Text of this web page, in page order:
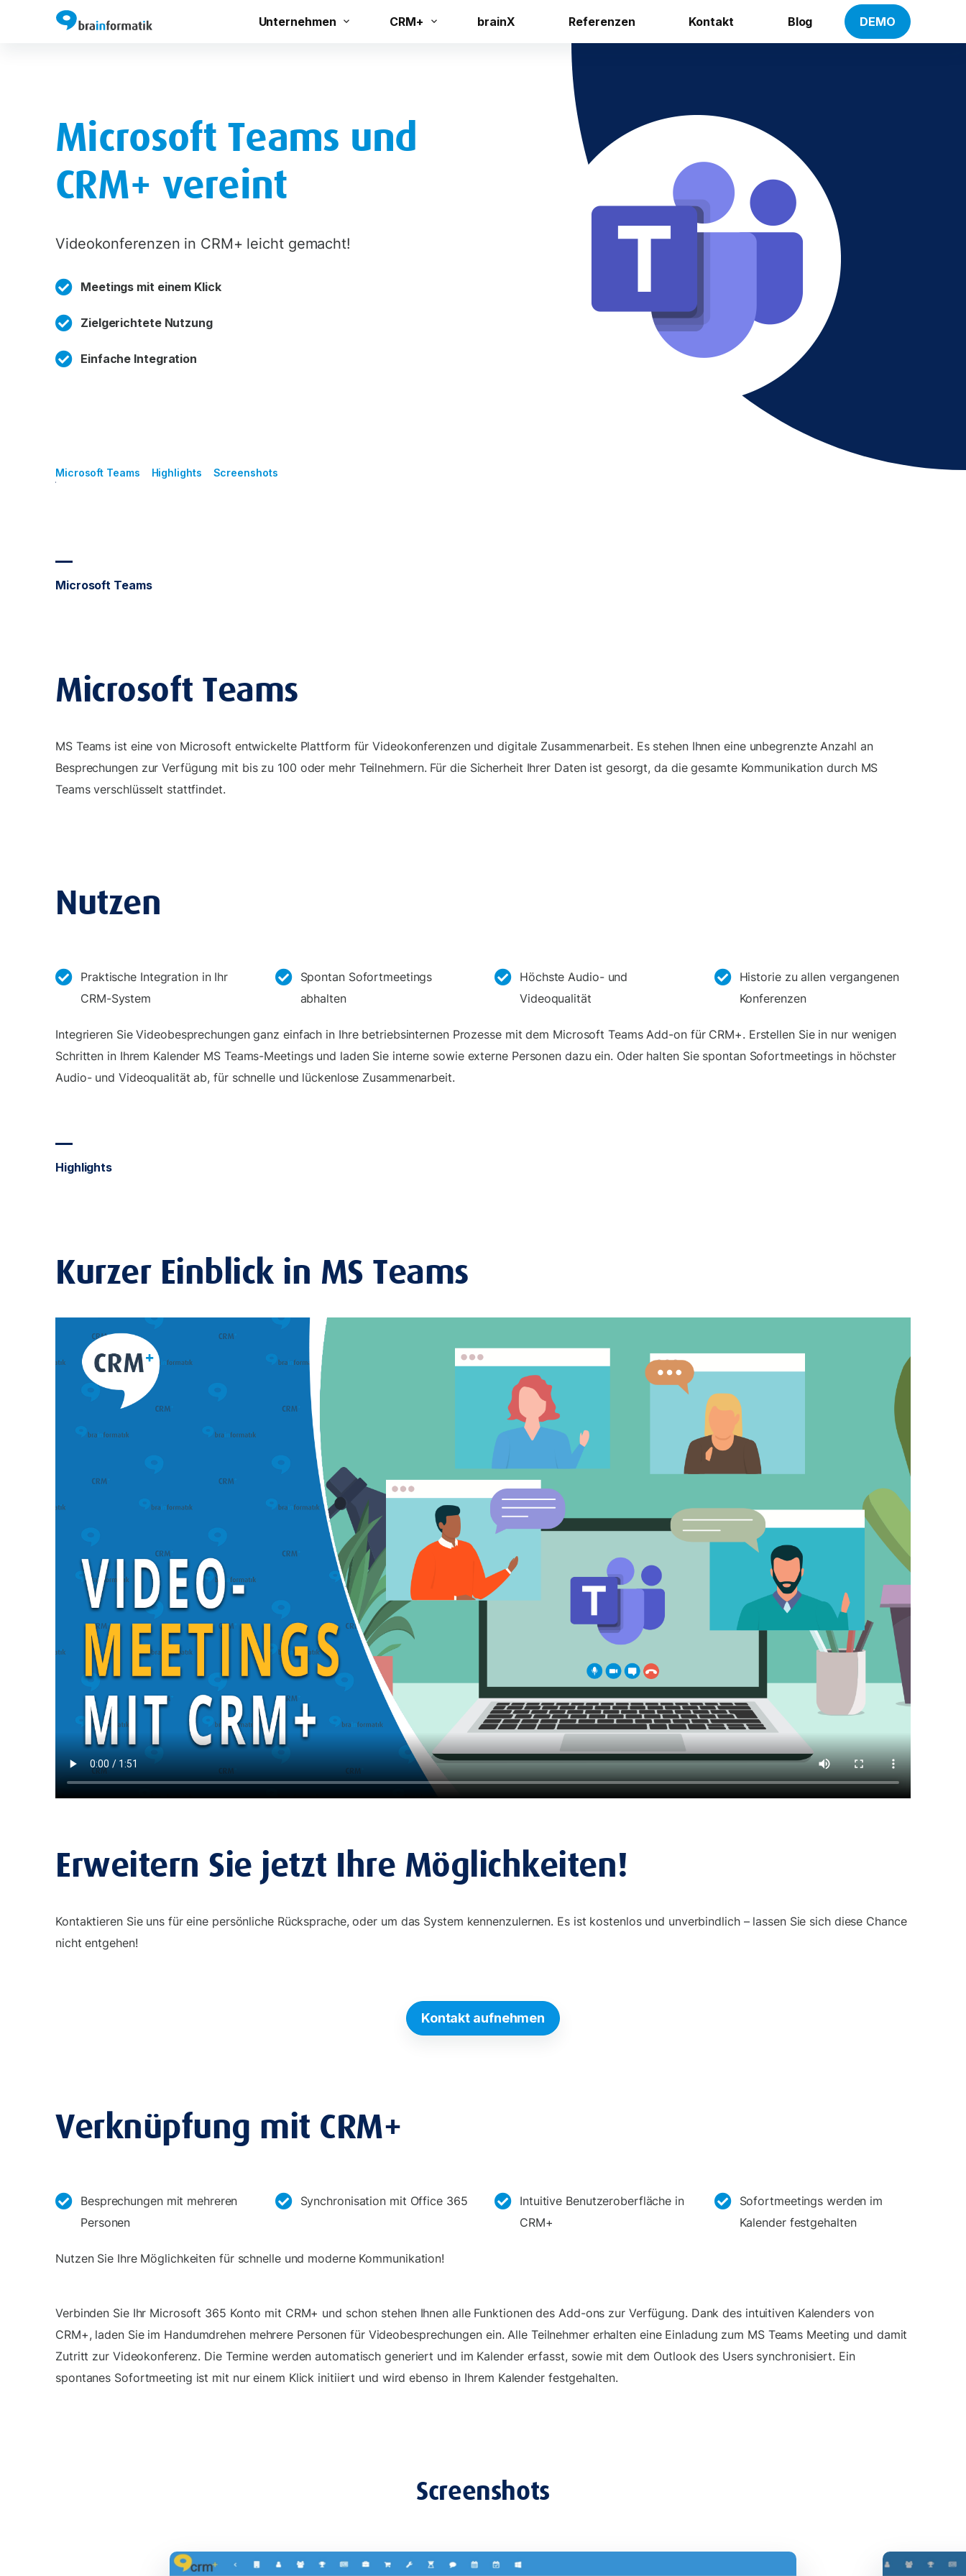
Unternehmen CRM+ brainX Referenzen Kontakt Blog DEMO
Microsoft Teams und
CRM+ vereint
Videokonferenzen in CRM+ leicht gemacht!
Meetings mit einem Klick
Zielgerichtete Nutzung
Einfache Integration
Microsoft Teams Highlights Screenshots
Microsoft Teams
Microsoft Teams
MS Teams ist eine von Microsoft entwickelte Plattform für Videokonferenzen und digitale Zusammenarbeit. Es stehen Ihnen eine unbegrenzte Anzahl an
Besprechungen zur Verfügung mit bis zu 100 oder mehr Teilnehmern. Für die Sicherheit Ihrer Daten ist gesorgt, da die gesamte Kommunikation durch MS
Teams verschlüsselt stattfindet.
Nutzen
Praktische Integration in Ihr
CRM-System
Spontan Sofortmeetings
abhalten
Höchste Audio- und
Videoqualität
Historie zu allen vergangenen
Konferenzen
Integrieren Sie Videobesprechungen ganz einfach in Ihre betriebsinternen Prozesse mit dem Microsoft Teams Add-on für CRM+. Erstellen Sie in nur wenigen
Schritten in Ihrem Kalender MS Teams-Meetings und laden Sie interne sowie externe Personen dazu ein. Oder halten Sie spontan Sofortmeetings in höchster
Audio- und Videoqualität ab, für schnelle und lückenlose Zusammenarbeit.
Highlights
Kurzer Einblick in MS Teams
Erweitern Sie jetzt Ihre Möglichkeiten!
Kontaktieren Sie uns für eine persönliche Rücksprache, oder um das System kennenzulernen. Es ist kostenlos und unverbindlich – lassen Sie sich diese Chance
nicht entgehen!
Kontakt aufnehmen
Verknüpfung mit CRM+
Besprechungen mit mehreren
Personen
Synchronisation mit Office 365
Intuitive Benutzeroberfläche in
CRM+
Sofortmeetings werden im
Kalender festgehalten
Nutzen Sie Ihre Möglichkeiten für schnelle und moderne Kommunikation!
Verbinden Sie Ihr Microsoft 365 Konto mit CRM+ und schon stehen Ihnen alle Funktionen des Add-ons zur Verfügung. Dank des intuitiven Kalenders von
CRM+, laden Sie im Handumdrehen mehrere Personen für Videobesprechungen ein. Alle Teilnehmer erhalten eine Einladung zum MS Teams Meeting und damit
Zutritt zur Videokonferenz. Die Termine werden automatisch generiert und im Kalender erfasst, sowie mit dem Outlook des Users synchronisiert. Ein
spontanes Sofortmeeting ist mit nur einem Klick initiiert und wird ebenso in Ihrem Kalender festgehalten.
Screenshots